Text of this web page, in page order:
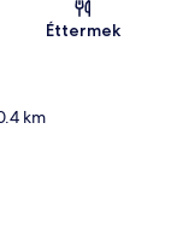
Éttermek
km